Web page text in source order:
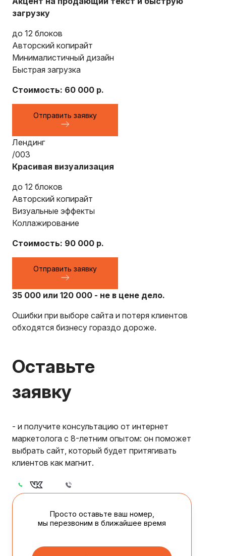
загрузку
до 12 блоков
Авторский копирайт
Минималистичный дизайн
Быстрая загрузка
Стоимость: 60 000 р.
Отправить заявку
Лендинг
/003
Красивая визуализация
до 12 блоков
Авторский копирайт
Визуальные эффекты
Коллажирование
Стоимость: 90 000 р.
Отправить заявку
35 000 или 120 000 - не в цене дело.
Ошибки при выборе сайта и потеря клиентов
обходятся бизнесу гораздо дороже.
Оставьте
заявку
- и получите консультацию от интернет
маркетолога с 8-летним опытом: он поможет
выбрать сайт, который будет притягивать
клиентов как магнит.
Просто оставьте ваш номер,
мы перезвоним в ближайшее время